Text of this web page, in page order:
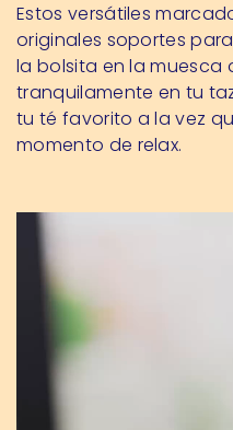
Estos versátiles
originales soportes
la bolsita en la muesca
tranquilamente en tu
tu té favorito a la vez
momento de relax.